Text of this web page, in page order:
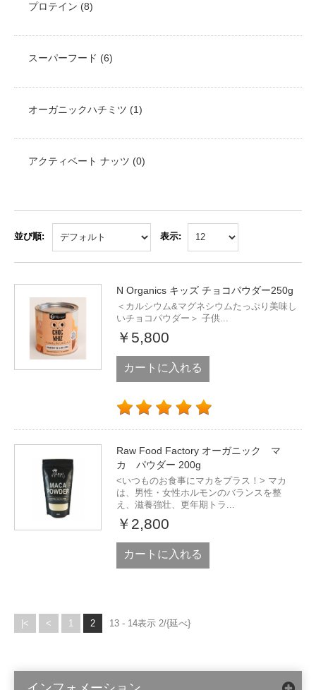
プロテイン (8)
スーパーフード (6)
オーガニックハチミツ (1)
アクティベート ナッツ (0)
並び順: 表示:
N Organics キッズ チョコパウダー250g
＜カルシウム&マグネシウムたっぷり美味し
いチョコパウダー＞ 子供...
￥5,800
カートに入れる
Raw Food Factory オーガニック マ
カ パウダー 200g
<いつものお食事にマカをプラス！> マカ
は、男性・女性ホルモンのバランスを整
え、滋養強壮、更年期トラ...
￥2,800
カートに入れる
|< < 1 2 13 - 14表示 2/{延べ}